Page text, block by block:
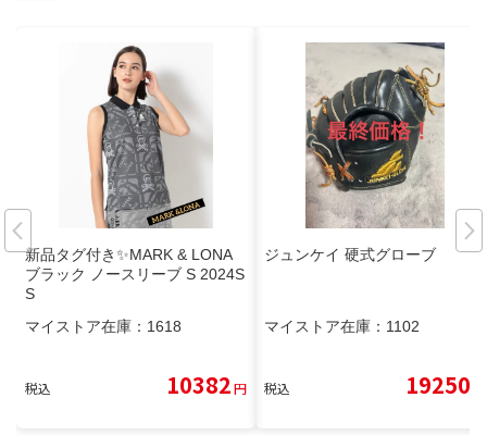
新品タグ付き✨MARK & LONA
ブラック ノースリーブ S 2024S
S
マイストア在庫： 1618
税込 10382円
ジュンケイ 硬式グローブ
マイストア在庫： 1102
税込 19250